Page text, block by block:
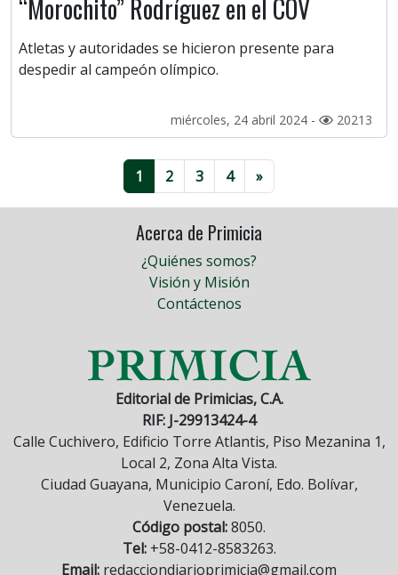
“Morochito” Rodríguez en el COV
Atletas y autoridades se hicieron presente para
despedir al campeón olímpico.
miércoles, 24 abril 2024 - 20213
1 2 3 4 »
Acerca de Primicia
¿Quiénes somos?
Visión y Misión
Contáctenos
Editorial de Primicias, C.A.
RIF: J-29913424-4
Calle Cuchivero, Edificio Torre Atlantis, Piso Mezanina 1,
Local 2, Zona Alta Vista.
Ciudad Guayana, Municipio Caroní, Edo. Bolívar,
Venezuela.
Código postal:8050.
Tel:+58-0412-8583263.
Email: redacciondiarioprimicia@gmail.com